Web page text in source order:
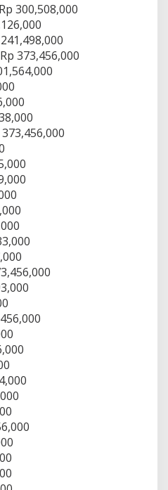
300,508,000
373,456,000